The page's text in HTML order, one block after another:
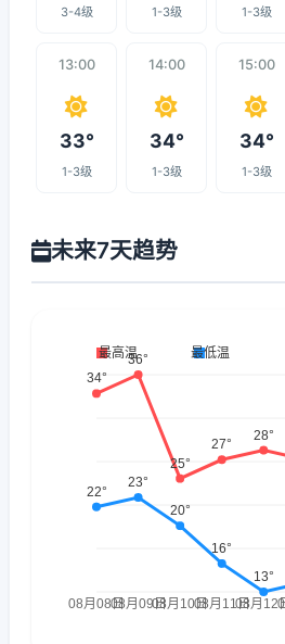
3-4级 1-3级 1-3级
13:00
33°
1-3级
14:00
34°
1-3级
15:00
34°
1-3级
未来7天趋势